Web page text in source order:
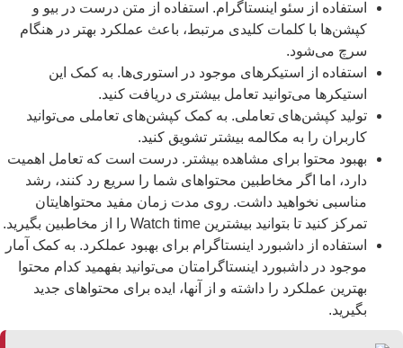
استفاده از سئو اینستاگرام. استفاده از متن درست در بیو و
کپشن‌ها با کلمات کلیدی مرتبط، باعث عملکرد بهتر در هنگام
سرچ می‌شود.
استفاده از استیکرهای موجود در استوری‌ها. به کمک این
استیکرها می‌توانید تعامل بیشتری دریافت کنید.
تولید کپشن‌های تعاملی. به کمک کپشن‌های تعاملی می‌توانید
کاربران را به مکالمه بیشتر تشویق کنید.
بهبود محتوا برای مشاهده بیشتر. درست است که تعامل اهمیت
دارد، اما اگر مخاطبین محتواهای شما را سریع رد کنند، رشد
مناسبی نخواهید داشت. روی مدت زمان مفید محتواهایتان
تمرکز کنید تا بتوانید بیشترین Watch time را از مخاطبین بگیرید.
استفاده از داشبورد اینستاگرام برای بهبود عملکرد. به کمک آمار
موجود در داشبورد اینستاگرامتان می‌توانید بفهمید کدام محتوا
بهترین عملکرد را داشته و از آنها، ایده برای محتواهای جدید
بگیرید.